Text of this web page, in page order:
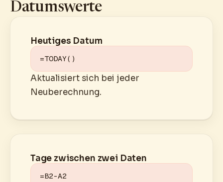
Datumswerte
Heutiges Datum
=TODAY()
Aktualisiert sich bei jeder
Neuberechnung.
Tage zwischen zwei Daten
=B2-A2